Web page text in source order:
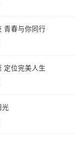
青春与你同行
定位完美人生
光